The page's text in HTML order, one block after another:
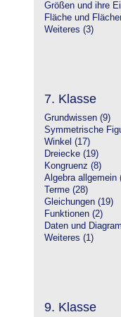
Größen und ihre
Fläche und
Weiteres (3)
7. Klasse
Grundwissen (9)
Symmetrische
Winkel (17)
Dreiecke (19)
Kongruenz (8)
Algebra allgemein
Terme (28)
Gleichungen (19)
Funktionen (2)
Daten und
Weiteres (1)
9. Klasse